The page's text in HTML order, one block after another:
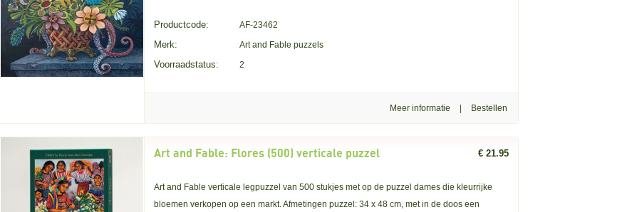
Productcode: AF-23462
Merk: Art and Fable puzzels
Voorraadstatus: 2
Meer informatie
Art and Fable: Flores (500) verticale puzzel € 21.95
Art and Fable verticale legpuzzel van 500 stukjes met op de puzzel dames die kleurrijke
bloemen verkopen op een markt. Afmetingen puzzel: 34 x 48 cm, met in de doos een